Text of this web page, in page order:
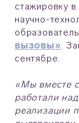
стажировку
научно-
вызовы».
сентябре.
«Мы вместе
работали
реализации